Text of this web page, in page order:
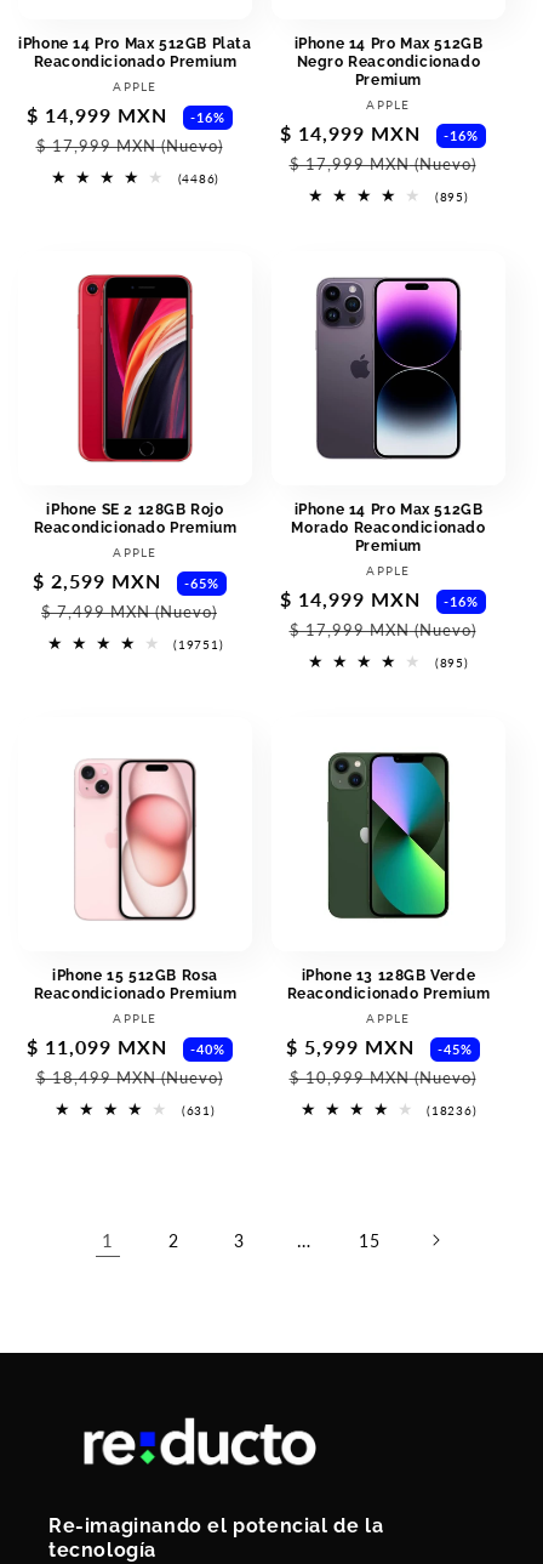
iPhone 14 Pro Max 512GB Plata
Reacondicionado Premium
Proveedor:
APPLE
Precio
de
oferta
$ 14,999 MXN -16%
habitual
$ 17,999 MXN(Nuevo)
(4486)4486
iPhone 14 Pro Max 512GB
Negro Reacondicionado
Premium
Proveedor:
APPLE
Precio
de
oferta
$ 14,999 MXN -16%
$ 17,999 MXN(Nuevo)
(895)895
iPhone SE 2 128GB Rojo
Reacondicionado Premium
Proveedor:
APPLE
Precio
de
oferta
$ 2,599 MXN -65%
habitual
$ 7,499 MXN(Nuevo)
(19751)19751
iPhone 14 Pro Max 512GB
Morado Reacondicionado
Premium
Proveedor:
APPLE
Precio
de
oferta
$ 14,999 MXN -16%
$ 17,999 MXN(Nuevo)
(895)895
iPhone 15 512GB Rosa
Reacondicionado Premium
Proveedor:
APPLE
Precio
de
oferta
$ 11,099 MXN -40%
Precio
habitual
$ 18,499 MXN(Nuevo)
(631)631
iPhone 13 128GB Verde
Reacondicionado Premium
Proveedor:
APPLE
Precio
de
oferta
$ 5,999 MXN -45%
$ 10,999 MXN(Nuevo)
(18236)18236
1 2 3 15
Re-imaginando el potencial de la
tecnología